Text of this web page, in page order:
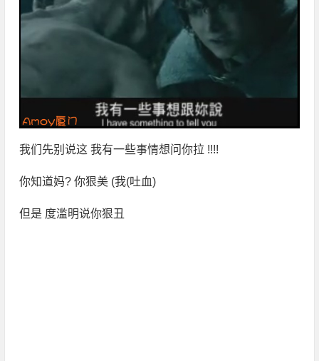
我们先别说这 我有一些事情想问你拉 !!!!
你知道妈? 你狠美 (我(吐血)
但是 度滥明说你狠丑